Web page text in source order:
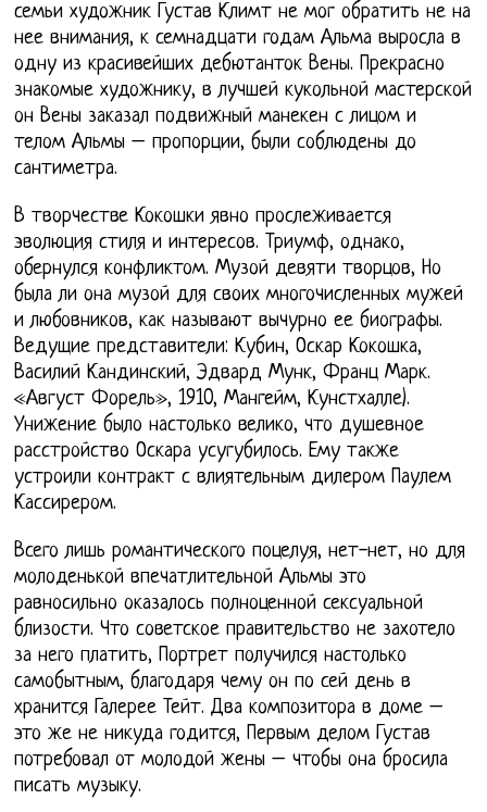
семьи художник Густав Климт не мог обратить не на
нее внимания, к семнадцати годам Альма выросла в
одну из красивейших дебютанток Вены. Прекрасно
знакомые художнику, в лучшей кукольной мастерской
он Вены заказал подвижный манекен с лицом и
телом Альмы – пропорции, были соблюдены до
сантиметра.
В творчестве Кокошки явно прослеживается
эволюция стиля и интересов. Триумф, однако,
обернулся конфликтом. Музой девяти творцов, Но
была ли она музой для своих многочисленных мужей
и любовников, как называют вычурно ее биографы.
Ведущие представители: Кубин, Оскар Кокошка,
Василий Кандинский, Эдвард Мунк, Франц Марк.
«Август Форель», 1910, Мангейм, Кунстхалле).
Унижение было настолько велико, что душевное
расстройство Оскара усугубилось. Ему также
устроили контракт с влиятельным дилером Паулем
Кассирером.
Всего лишь романтического поцелуя, нет-нет, но для
молоденькой впечатлительной Альмы это
равносильно оказалось полноценной сексуальной
близости. Что советское правительство не захотело
за него платить, Портрет получился настолько
самобытным, благодаря чему он по сей день в
хранится Галерее Тейт. Два композитора в доме –
это же не никуда годится, Первым делом Густав
потребовал от молодой жены – чтобы она бросила
писать музыку.